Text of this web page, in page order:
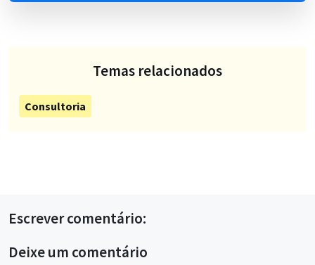
Temas relacionados
Consultoria
Escrever comentário:
Deixe um comentário